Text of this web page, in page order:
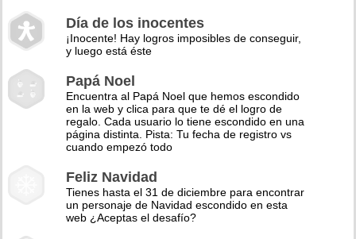
Día de los inocentes
¡Inocente! Hay logros imposibles de conseguir,
y luego está éste
Papá Noel
Encuentra al Papá Noel que hemos escondido
en la web y clica para que te dé el logro de
regalo. Cada usuario lo tiene escondido en una
página distinta. Pista: Tu fecha de registro vs
cuando empezó todo
Feliz Navidad
Tienes hasta el 31 de diciembre para encontrar
un personaje de Navidad escondido en esta
web ¿Aceptas el desafío?